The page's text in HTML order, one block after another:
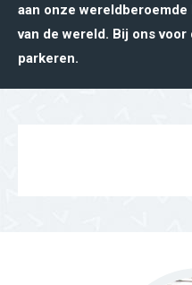
aan onze
van de wereld. Bij ons
parkeren.